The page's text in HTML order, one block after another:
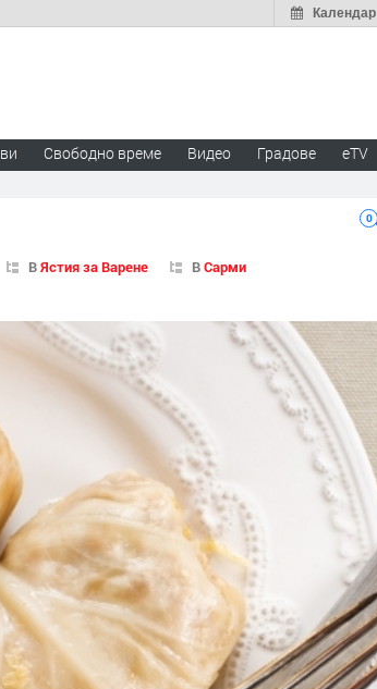
Календар
Свободно време Видео Градове eTV
0
ВЯстия за Варене ВСарми